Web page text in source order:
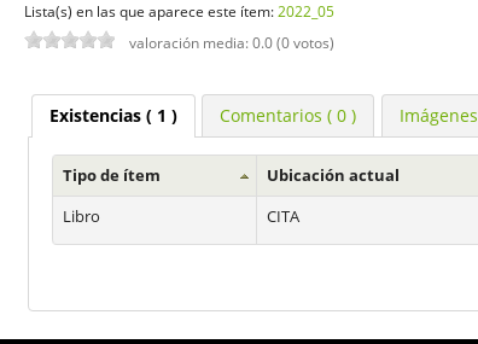
Lista(s) en las que aparece este ítem: 2022_05
valoración media: 0.0 (0 votos)
Existencias( 1 ) Comentarios ( 0 ) Imágenes
Tipo de ítem Ubicación actual
Libro
CITA